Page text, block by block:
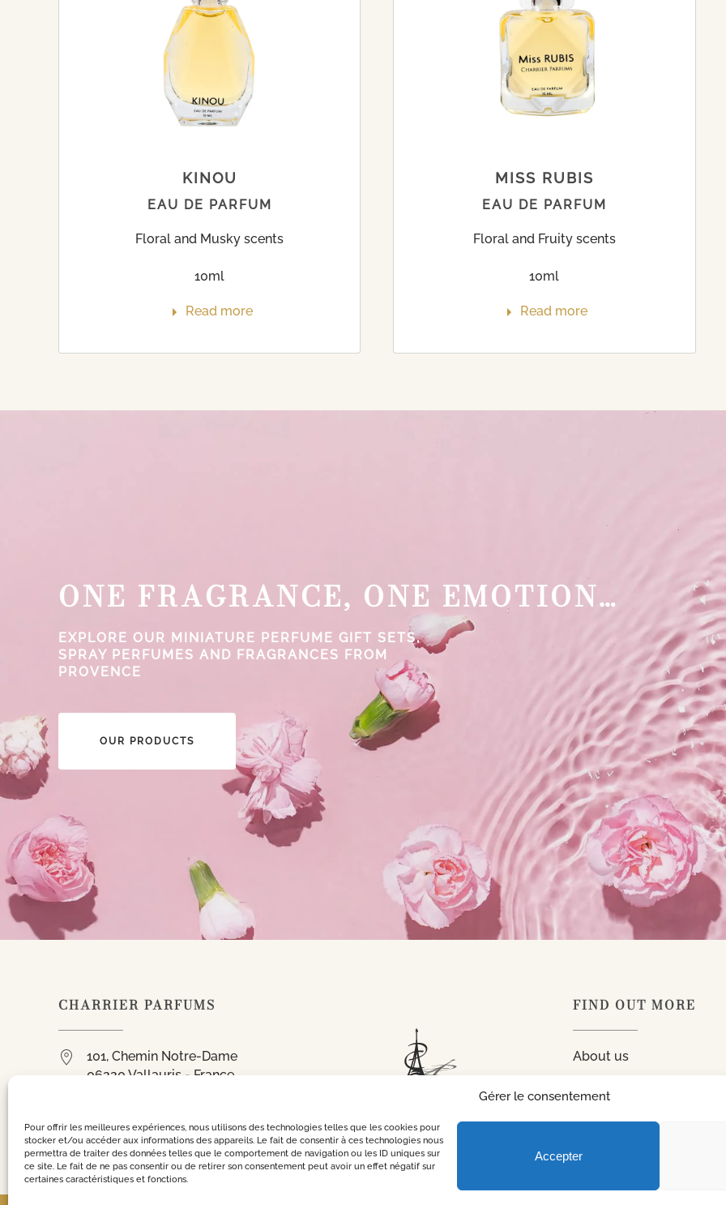
Gérer le consentement
Pour offrir les meilleures expériences, nous utilisons des technologies telles que les cookies pour
stocker et/ou accéder aux informations des appareils. Le fait de consentir à ces technologies nous
permettra de traiter des données telles que le comportement de navigation ou les ID uniques sur
ce site. Le fait de ne pas consentir ou de retirer son consentement peut avoir un effet négatif sur
certaines caractéristiques et fonctions.
Accepter
KINOU
EAU DE PARFUM
Floral and Musky scents
10ml
Read more
MISS RUBIS
EAU DE PARFUM
Floral and Fruity scents
10ml
Read more
ONE FRAGRANCE, ONE EMOTION…
EXPLORE OUR MINIATURE PERFUME GIFT SETS,
SPRAY PERFUMES AND FRAGRANCES FROM
PROVENCE
OUR PRODUCTS
CHARRIER PARFUMS
101, Chemin Notre-Dame
06220 Vallauris - France
parfum.charrier@orange.fr
FIND OUT MORE
About us